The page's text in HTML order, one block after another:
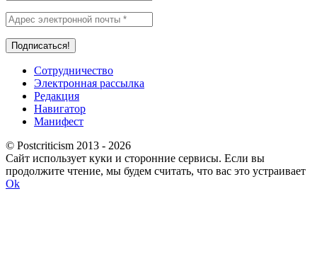
Сотрудничество
Электронная рассылка
Редакция
Навигатор
Манифест
© Postcriticism 2013 - 2026
Сайт использует куки и сторонние сервисы. Если вы
продолжите чтение, мы будем считать, что вас это устраивает
Ok